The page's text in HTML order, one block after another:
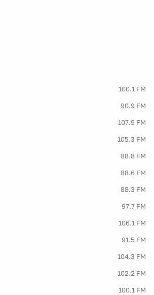
100.1 FM
90.9 FM
107.9 FM
105.3 FM
88.8 FM
88.6 FM
88.3 FM
97.7 FM
106.1 FM
91.5 FM
104.3 FM
102.2 FM
100.1 FM